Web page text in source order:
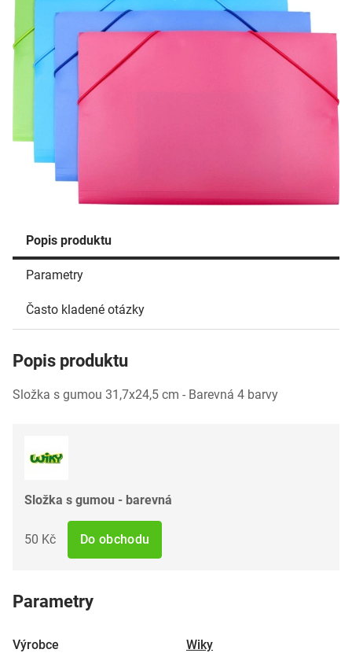
Popis produktu
Parametry
Často kladené otázky
Popis produktu
Složka s gumou 31,7x24,5 cm - Barevná 4 barvy
Složka s gumou - barevná
50 Kč Do obchodu
Parametry
Výrobce Wiky